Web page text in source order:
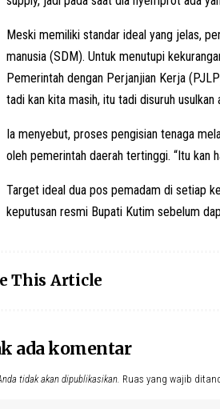
Meski memiliki standar ideal yang jelas,
manusia (SDM). Untuk menutupi
Pemerintah dengan Perjanjian Kerja
tadi kan kita masih, itu tadi disuruh usulkan
Ia menyebut, proses pengisian tenaga
oleh pemerintah daerah tertinggi. “Itu kan
Target ideal dua pos pemadam di setiap
keputusan resmi Bupati Kutim sebelum
This Article
ada komentar
tidak akan dipublikasikan. Ruas yang wajib